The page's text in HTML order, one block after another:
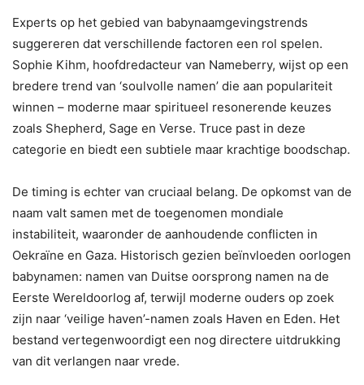
Experts op het gebied van babynaamgevingstrends
suggereren dat verschillende factoren een rol spelen.
Sophie Kihm, hoofdredacteur van Nameberry, wijst op een
bredere trend van ‘soulvolle namen’ die aan populariteit
winnen – moderne maar spiritueel resonerende keuzes
zoals Shepherd, Sage en Verse. Truce past in deze
categorie en biedt een subtiele maar krachtige boodschap.
De timing is echter van cruciaal belang. De opkomst van de
naam valt samen met de toegenomen mondiale
instabiliteit, waaronder de aanhoudende conflicten in
Oekraïne en Gaza. Historisch gezien beïnvloeden oorlogen
babynamen: namen van Duitse oorsprong namen na de
Eerste Wereldoorlog af, terwijl moderne ouders op zoek
zijn naar ‘veilige haven’-namen zoals Haven en Eden. Het
bestand vertegenwoordigt een nog directere uitdrukking
van dit verlangen naar vrede.